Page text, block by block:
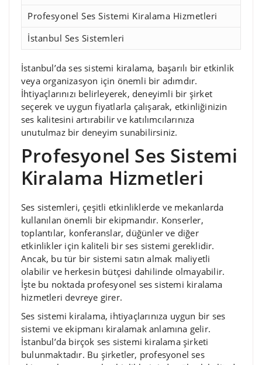
Profesyonel Ses Sistemi Kiralama Hizmetleri
İstanbul Ses Sistemleri
İstanbul’da ses sistemi kiralama, başarılı bir etkinlik
veya organizasyon için önemli bir adımdır.
İhtiyaçlarınızı belirleyerek, deneyimli bir şirket
seçerek ve uygun fiyatlarla çalışarak, etkinliğinizin
ses kalitesini artırabilir ve katılımcılarınıza
unutulmaz bir deneyim sunabilirsiniz.
Profesyonel Ses Sistemi
Kiralama Hizmetleri
Ses sistemleri, çeşitli etkinliklerde ve mekanlarda
kullanılan önemli bir ekipmandır. Konserler,
toplantılar, konferanslar, düğünler ve diğer
etkinlikler için kaliteli bir ses sistemi gereklidir.
Ancak, bu tür bir sistemi satın almak maliyetli
olabilir ve herkesin bütçesi dahilinde olmayabilir.
İşte bu noktada profesyonel ses sistemi kiralama
hizmetleri devreye girer.
Ses sistemi kiralama, ihtiyaçlarınıza uygun bir ses
sistemi ve ekipmanı kiralamak anlamına gelir.
İstanbul’da birçok ses sistemi kiralama şirketi
bulunmaktadır. Bu şirketler, profesyonel ses